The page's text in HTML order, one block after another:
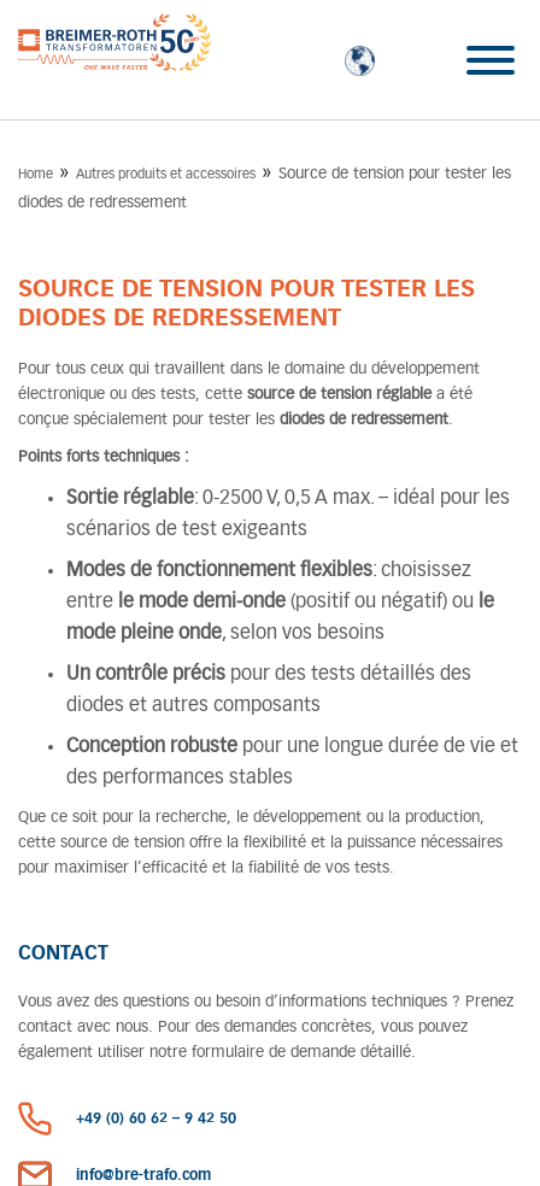
Home » Autres produits et accessoires » Source de tension pour tester les
diodes de redressement
SOURCE DE TENSION POUR TESTER LES
DIODES DE REDRESSEMENT
Pour tous ceux qui travaillent dans le domaine du développement
électronique ou des tests, cette source de tension réglablea été
conçue spécialement pour tester les diodes de redressement.
Points forts techniques :
Sortie réglable: 0-2500 V, 0,5 A max. – idéal pour les
scénarios de test exigeants
Modes de fonctionnement flexibles: choisissez
entre le mode demi-onde (positif ou négatif) ou le
mode pleine onde, selon vos besoins
Un contrôle précis pour des tests détaillés des
diodes et autres composants
Conception robuste pour une longue durée de vie et
des performances stables
Que ce soit pour la recherche, le développement ou la production,
cette source de tension offre la flexibilité et la puissance nécessaires
pour maximiser l’efficacité et la fiabilité de vos tests.
CONTACT
Vous avez des questions ou besoin d’informations techniques ? Prenez
contact avec nous. Pour des demandes concrètes, vous pouvez
également utiliser notre formulaire de demande détaillé.
+49 (0) 60 62 – 9 42 50
info@bre-trafo.com